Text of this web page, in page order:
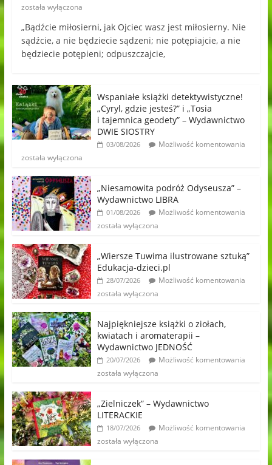
została wyłączona
„Bądźcie miłosierni, jak Ojciec wasz jest miłosierny. Nie
sądźcie, a nie będziecie sądzeni; nie potępiajcie, a nie
będziecie potępieni; odpuszczajcie,
Wspaniałe książki detektywistyczne!
„Cyryl, gdzie jesteś?” i „Tosia
i tajemnica geodety” – Wydawnictwo
DWIE SIOSTRY
03/08/2026
Możliwość komentowania
została wyłączona
„Niesamowita podróż Odyseusza” –
Wydawnictwo LIBRA
01/08/2026
Możliwość komentowania
została wyłączona
„Wiersze Tuwima ilustrowane sztuką”
Edukacja-dzieci.pl
28/07/2026
Możliwość komentowania
została wyłączona
Najpiękniejsze książki o ziołach,
kwiatach i aromaterapii –
Wydawnictwo JEDNOŚĆ
20/07/2026
Możliwość komentowania
została wyłączona
„Zielniczek” – Wydawnictwo
LITERACKIE
18/07/2026
Możliwość komentowania
została wyłączona